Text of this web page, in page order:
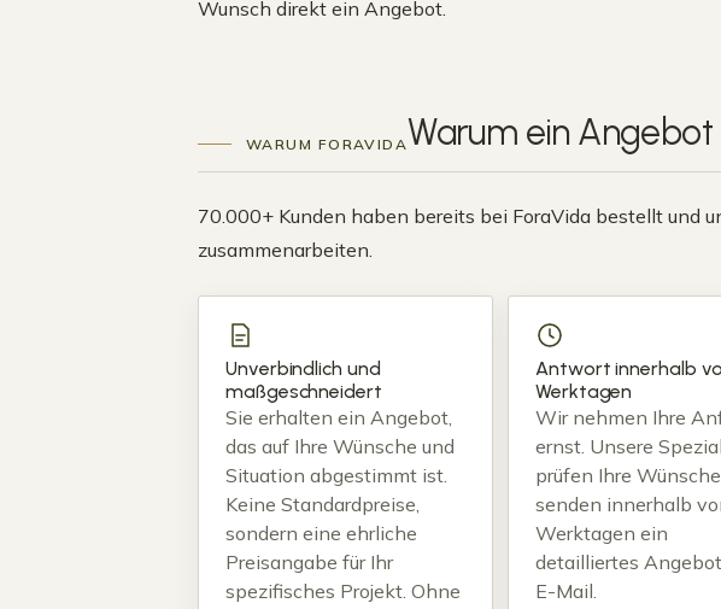
Wunsch direkt ein Angebot.
WARUM FORAVIDAWarum ein Angebot
70.000+ Kunden haben bereits bei ForaVida bestellt und
zusammenarbeiten.
Unverbindlich und
maßgeschneidert
Sie erhalten ein Angebot,
das auf Ihre Wünsche und
Situation abgestimmt ist.
Keine Standardpreise,
sondern eine ehrliche
Preisangabe für Ihr
spezifisches Projekt. Ohne
Antwort innerhalb
Werktagen
Wir nehmen Ihre
ernst. Unsere
prüfen Ihre
senden innerhalb
Werktagen ein
detailliertes
E-Mail.